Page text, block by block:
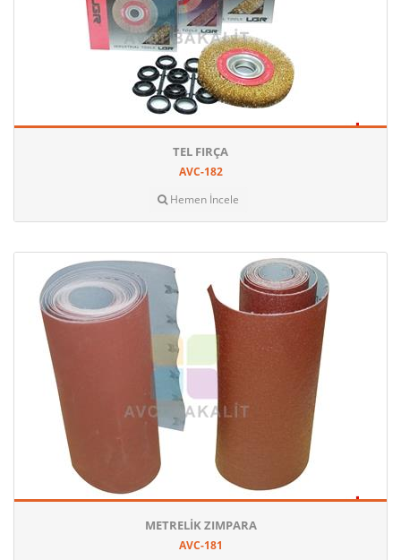
TEL FIRÇA
AVC-182
Hemen İncele
METRELIK ZIMPARA
AVC-181